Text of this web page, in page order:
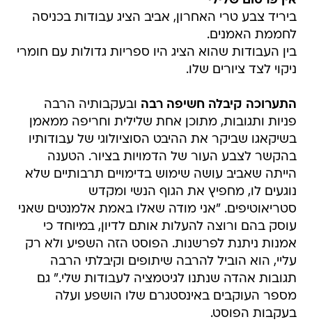
ביריד צבע טרי האחרון, אביב הציג עבודות בכניסה
לחממת האמנים.
בין העבודות שהוא הציג היו ספריות גדולות עם חומרי
ניקוי לצד ציורים שלו.
התערוכה קיבלה חשיפה רבה ובעקבותיה הרבה
פניות ותגובות, מתוכן אחת שלילית וחריפה ממאמן
בשיקאגו שביקר את ההיבט הסוציולוגי של עבודותיו
בהקשר לצבע העור של הדמויות בציור. הטענה
הייתה שאביב עושה שימוש בדימויים תרבותיים שלא
נוגעים לו, מחפיץ את הגוף הנשי ומקדש
סטריאוטיפים. "אני מודה שאלו באמת אלמנטים שאני
עוסק בהם ורוצה להעלות אותם לדיון, במיוחד כי
אמנות ניתנת לפרשנות. הפוסט הזה השפיע ולא רק
עליי, הוא הוביל להרבה שיתופים וקיבלתי הרבה
תגובות אהדה שנתנו לגיטמציה לעבודות שלי." גם
מספר העוקבים באינסטגרם שלו הושפע ועלה
בעקבות הפוסט.